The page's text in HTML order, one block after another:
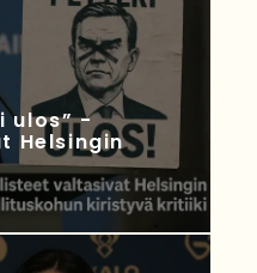
ulos” -
Helsingin